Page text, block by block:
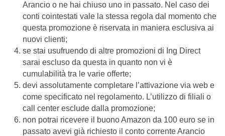
Arancio o ne hai chiuso uno in passato. Nel caso dei
conti cointestati vale la stessa regola dal momento che
questa promozione è riservata in maniera esclusiva ai
nuovi clienti;
se stai usufruendo di altre promozioni di Ing Direct
sarai escluso da questa in quanto non vi è
cumulabilità tra le varie offerte;
devi assolutamente completare l’attivazione via web e
come specificato nel regolamento. L’utilizzo di filiali o
call center esclude dalla promozione;
non potrai ricevere il buono Amazon da 100 euro se in
passato avevi già richiesto il conto corrente Arancio